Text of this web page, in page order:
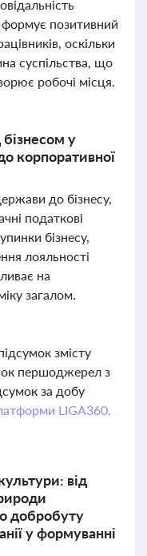
формує позитивний
оскільки
суспільства, що
робочі місця.
у
корпоративної
до бізнесу,
податкові
бізнесу,
лояльності
на
загалом.
змісту
першоджерел з
за добу
LIGA360.
від
добробуту
у формуванні